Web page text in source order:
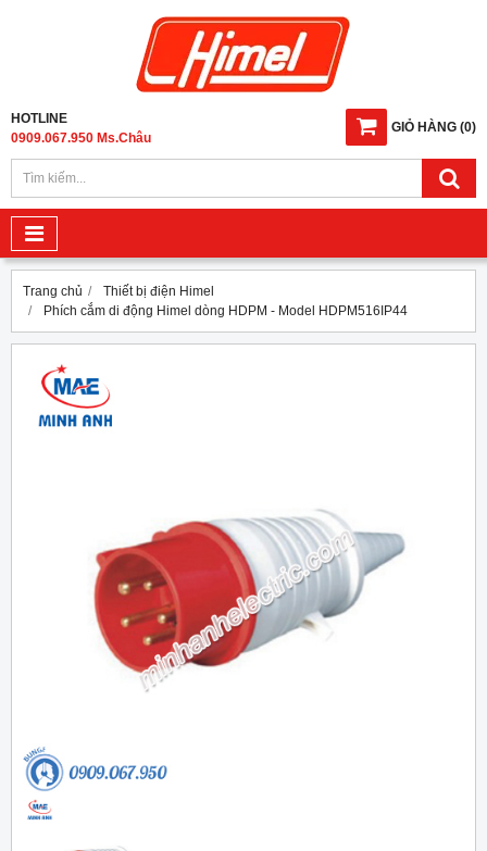
GIỎ HÀNG (0)
HOTLINE
0909.067.950 Ms.Châu
Trang chủ
Thiết bị điện Himel
Phích cắm di động Himel dòng HDPM - Model HDPM516IP44